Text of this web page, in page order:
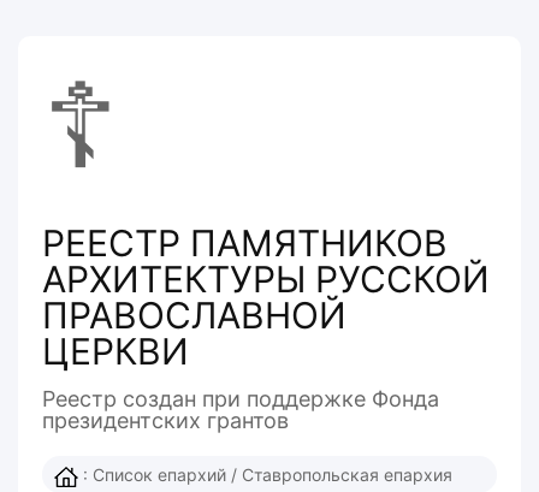
☦
РЕЕСТР ПАМЯТНИКОВ
АРХИТЕКТУРЫ РУССКОЙ
ПРАВОСЛАВНОЙ
ЦЕРКВИ
Реестр создан при поддержке Фонда
президентcких грантов
: Список епархий / Ставропольская епархия